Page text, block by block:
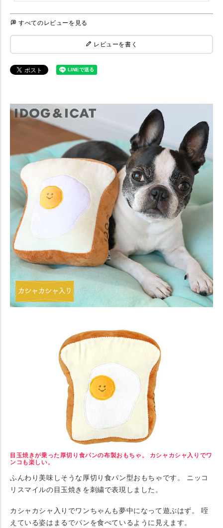
すべてのレビューを見る
レビューを書く
目玉焼きが乗った厚切り食パンの布製おもちゃ。 カシャカシャ入りでワ
ンコも楽しい。
ふんわり美味しそうな厚切り食パン型おもちゃです。 ニッコ
リスマイルの目玉焼きを刺繍で表現しました。
カシャカシャ入りでワンちゃんも夢中になって遊ぶはず。 咥
えている姿はまるでパンを食べているように見えます。